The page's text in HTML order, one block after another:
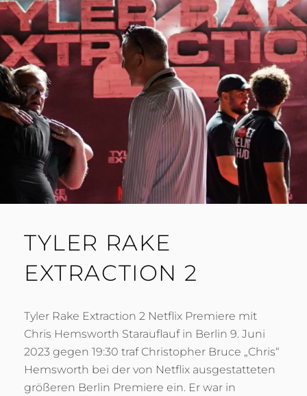
TYLER RAKE
EXTRACTION 2
Tyler Rake Extraction 2 Netflix Premiere mit
Chris Hemsworth Starauflauf in Berlin 9. Juni
2023 gegen 19:30 traf Christopher Bruce „Chris“
Hemsworth bei der von Netflix ausgestatteten
größeren Berlin Premiere ein. Er war in